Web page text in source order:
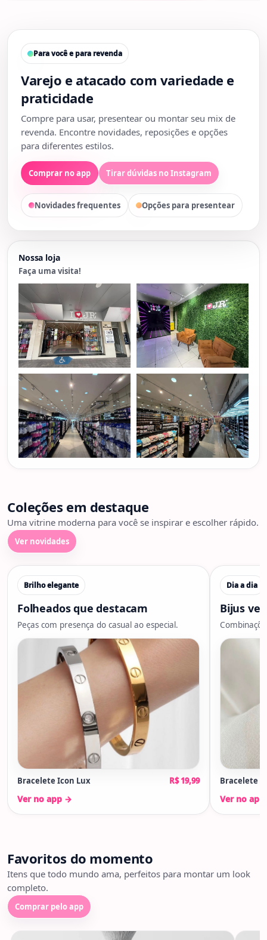
Para você e para revenda
Varejo e atacado com variedade e
praticidade
Compre para usar, presentear ou montar seu mix de
revenda. Encontre novidades, reposições e opções
para diferentes estilos.
Comprar no app Tirar dúvidas no Instagram
Novidades frequentes Opções para presentear
Nossa loja
Faça uma visita!
Coleções em destaque
Uma vitrine moderna para você se inspirar e escolher rápido.
Ver novidades
Brilho elegante
Folheados que destacam
Peças com presença do casual ao especial.
Bracelete Icon Lux R$19,99
Ver no app →
Dia a dia
Bijus
Bracelete
Ver no
Favoritos do momento
Itens que todo mundo ama, perfeitos para montar um look
completo.
Comprar pelo app